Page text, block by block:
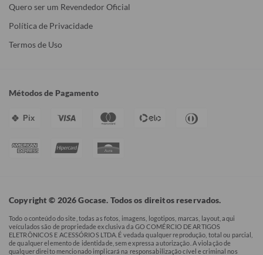
Quero ser um Revendedor Oficial
Política de Privacidade
Termos de Uso
Métodos de Pagamento
Pix
Copyright © 2026 Gocase. Todos os direitos reservados.
Todo o conteúdo do site, todas as fotos, imagens, logotipos, marcas, layout, aqui
veículados são de propriedade exclusiva da GO COMÉRCIO DE ARTIGOS
ELETRÔNICOS E ACESSÓRIOS LTDA. É vedada qualquer reprodução, total ou parcial,
de qualquer elemento de identidade, sem expressa autorização. A violação de
qualquer direito mencionado implicará na responsabilização cível e criminal nos